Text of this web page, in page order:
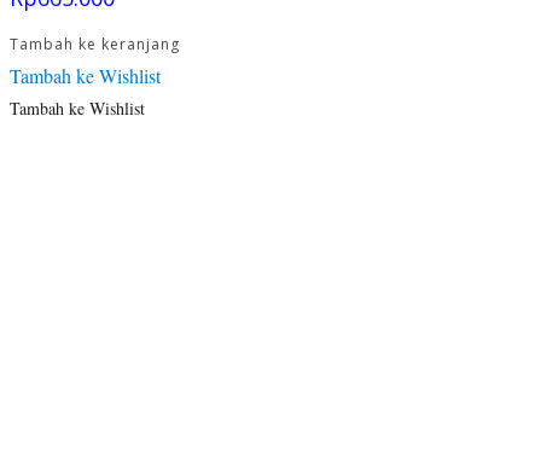
Tambah ke keranjang
Tambah ke Wishlist
Tambah ke Wishlist